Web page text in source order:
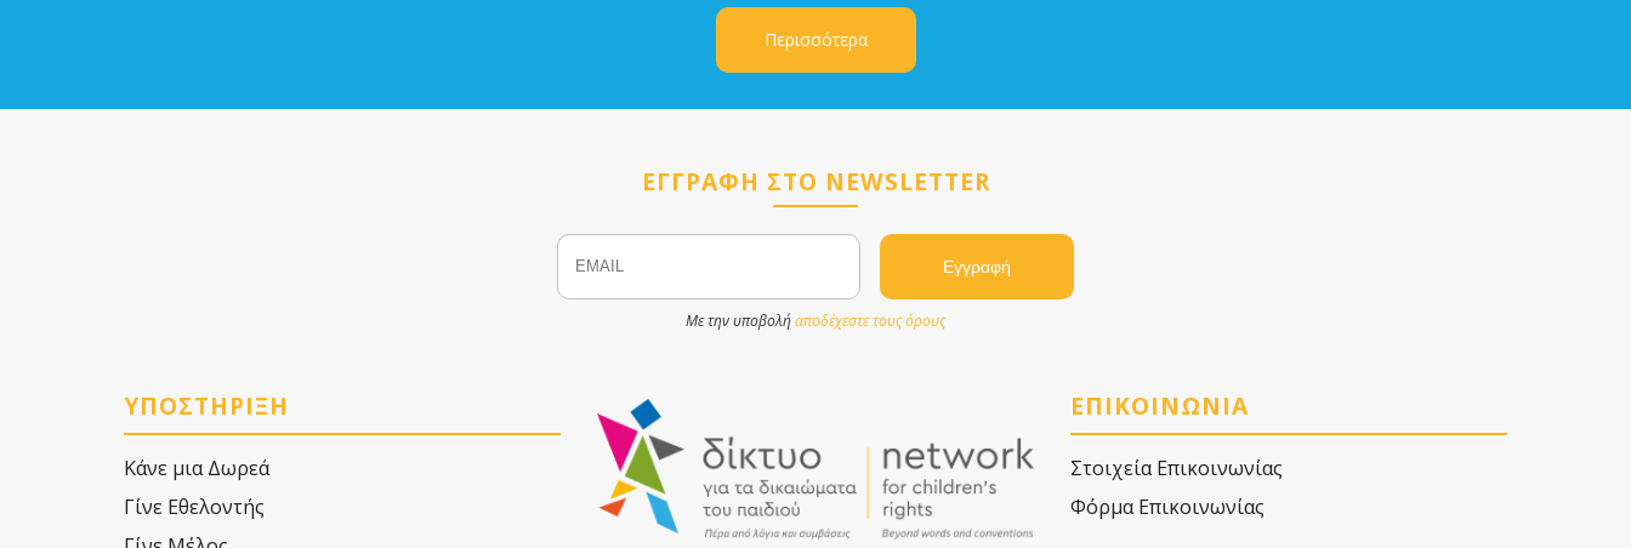
Περισσότερα
ΕΓΓΡΑΦΗ ΣΤΟ NEWSLETTER
Email Name
Με την υποβολήαποδέχεστε τους όρους
ΥΠΟΣΤΗΡΙΞΗ
Κάνε μια Δωρεά
Γίνε Εθελοντής
ΕΠΙΚΟΙΝΩΝΙΑ
Στοιχεία Επικοινωνίας
Φόρμα Επικοινωνίας